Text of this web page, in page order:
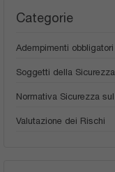
Categorie
Adempimenti
Soggetti della
Normativa Sicurezza
Valutazione dei Rischi